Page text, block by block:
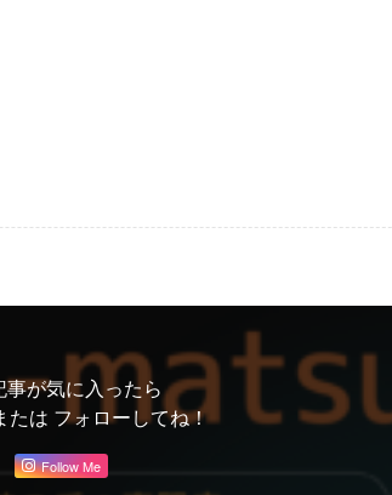
事が気に入ったら
たは フォローしてね！
Follow Me